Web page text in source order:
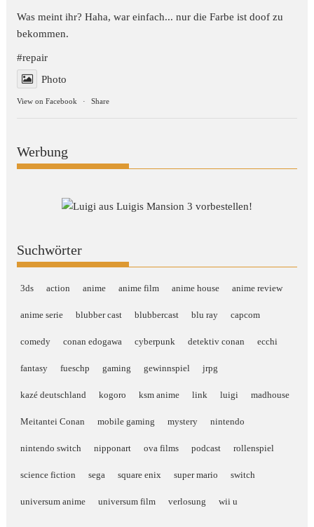
Was meint ihr? Haha, war einfach... nur die Farbe ist doof zu
bekommen.
#repair
Photo
View on Facebook · Share
Werbung
Suchwörter
3ds action anime anime film anime house anime review
anime serie blubber cast blubbercast blu ray capcom
comedy conan edogawa cyberpunk detektiv conan ecchi
fantasy fueschp gaming gewinnspiel jrpg
kazé deutschland kogoro ksm anime link luigi madhouse
Meitantei Conan mobile gaming mystery nintendo
nintendo switch nipponart ova films podcast rollenspiel
science fiction sega square enix super mario switch
universum anime universum film verlosung wii u